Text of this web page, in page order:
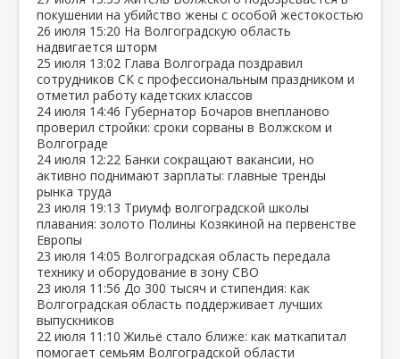
покушении на убийство жены с особой жестокостью
26 июля 15:20 На Волгоградскую область
надвигается шторм
25 июля 13:02 Глава Волгограда поздравил
сотрудников СК с профессиональным праздником и
отметил работу кадетских классов
24 июля 14:46 Губернатор Бочаров внепланово
проверил стройки: сроки сорваны в Волжском и
Волгограде
24 июля 12:22 Банки сокращают вакансии, но
активно поднимают зарплаты: главные тренды
рынка труда
23 июля 19:13 Триумф волгоградской школы
плавания: золото Полины Козякиной на первенстве
Европы
23 июля 14:05 Волгоградская область передала
технику и оборудование в зону СВО
23 июля 11:56 До 300 тысяч и стипендия: как
Волгоградская область поддерживает лучших
выпускников
22 июля 11:10 Жильё стало ближе: как маткапитал
помогает семьям Волгоградской области